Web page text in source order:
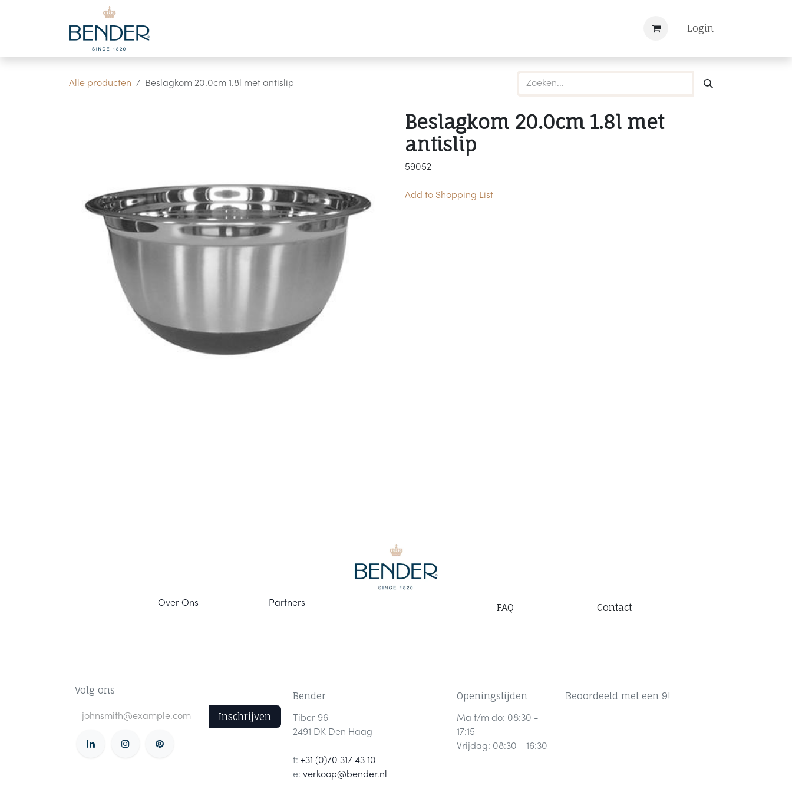
Overslaan naar inhoud
Login
Alle producten Beslagkom 20.0cm 1.8l met antislip
Beslagkom 20.0cm 1.8l met
antislip
59052
Add to Shopping List
Volg ons
Inschrijven
Bender
Tiber 96
2491 DK Den Haag
t: +31 (0)70 317 43 10
e: verkoop@bender.nl
Openingstijden
Ma t/m do: 08:30 -
17:15
Vrijdag: 08:30 - 16:30
Beoordeeld met een 9!
Contact
Partners
Over Ons FAQ